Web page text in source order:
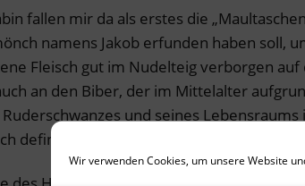
Wir verwenden Cookies, um unsere Website
fallen mir da als erstes die
namens Jakob erfunden haben soll,
Fleisch gut im Nudelteig verborgen auf
an den Biber, der im Mittelalter
und seines Lebensraums
definiert wurde – also gegessen werden